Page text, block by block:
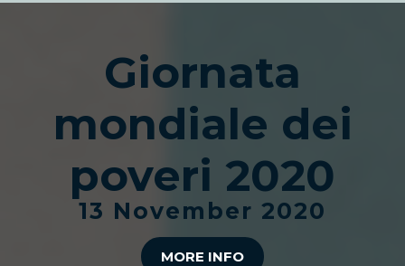
Giornata
mondiale dei
poveri 2020
13 November 2020
MORE INFO